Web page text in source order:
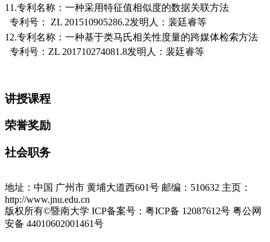
11.专利名称： 一种采用特征值相似度的数据关联方法
专利号 ： ZL 201510905286.2发明人：裴廷睿等
12.专利名称： 一种基于类马氏相关性度量的跨媒体检索方法
专利号 ： ZL 201710274081.8发明人：裴廷睿等
讲授课程
荣誉奖励
社会职务
地址：中国 广州市 黄埔大道西601号 邮编：510632 主页：
http://www.jnu.edu.cn
版权所有©暨南大学 ICP备案号：粤ICP备 12087612号 粤公网
安备 44010602001461号